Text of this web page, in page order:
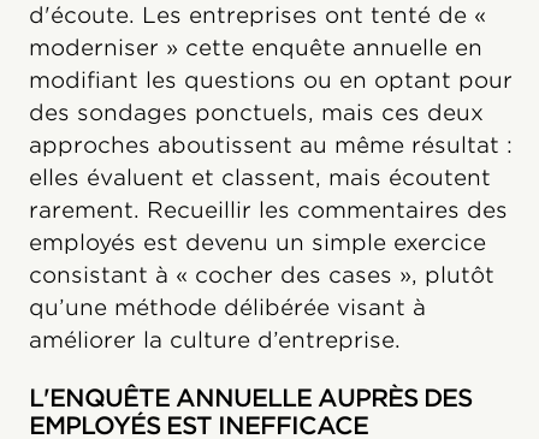
d'écoute. Les entreprises ont tenté de «
moderniser » cette enquête annuelle en
modifiant les questions ou en optant pour
des sondages ponctuels, mais ces deux
approches aboutissent au même résultat :
elles évaluent et classent, mais écoutent
rarement. Recueillir les commentaires des
employés est devenu un simple exercice
consistant à « cocher des cases », plutôt
qu’une méthode délibérée visant à
améliorer la culture d’entreprise.
L'ENQUÊTE ANNUELLE AUPRÈS DES
EMPLOYÉS EST INEFFICACE